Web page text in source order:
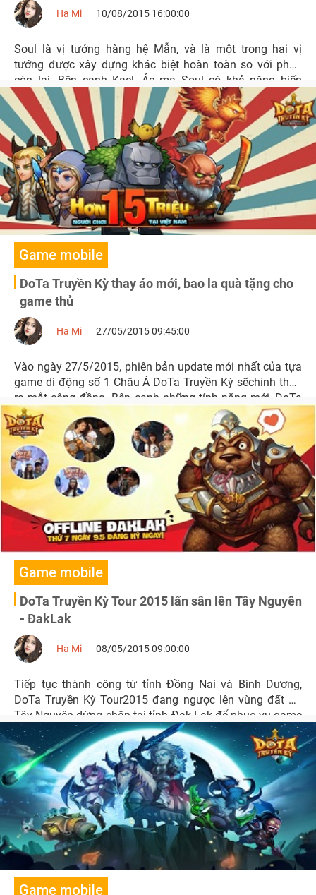
Ha Mi 10/08/2015 16:00:00
Soul là vị tướng hàng hệ Mẫn, và là một trong hai vị
tướng được xây dựng khác biệt hoàn toàn so với phần
còn lại. Bên cạnh Kael, Ác ma Soul có khả năng biến
thành ác ma mà không cần phải đầy năng lượng, và kỹ
năng này sẽ tiêu hao năng lượng theo thời gian.
Game mobile
DoTa Truyền Kỳ thay áo mới, bao la quà tặng cho
game thủ
Ha Mi 27/05/2015 09:45:00
Vào ngày 27/5/2015, phiên bản update mới nhất của tựa
game di động số 1 Châu Á DoTa Truyền Kỳ sẽchính thức
ra mắt cộng đồng. Bên cạnh những tính năng mới, DoTa
Truyền Kỳ còn giới thiệu đến 5 vị tướng mới sẽ ra mắt
trong tháng 5 này.
Game mobile
DoTa Truyền Kỳ Tour 2015 lấn sân lên Tây Nguyên
- ĐakLak
Ha Mi 08/05/2015 09:00:00
Tiếp tục thành công từ tỉnh Đồng Nai và Bình Dương,
DoTa Truyền Kỳ Tour2015 đang ngược lên vùng đất đỏ
Tây Nguyên-dừng chân tại tỉnh Đak Lak để phục vụ game
thủ tại đây.
Game mobile